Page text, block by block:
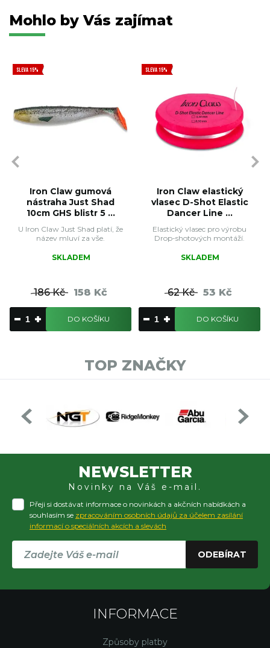
Mohlo by Vás zajímat
SLEVA 15%
Iron Claw gumová
nástraha Just Shad
10cm GHS blistr 5 ...
U Iron Claw Just Shad platí, že
název mluví za vše.
SKLADEM
186 Kč 158 Kč
DO KOŠÍKU
SLEVA 15%
Iron Claw elastický
vlasec D-Shot Elastic
Dancer Line ...
Elastický vlasec pro výrobu
Drop-shotových montáží.
SKLADEM
62 Kč 53 Kč
DO KOŠÍKU
TOP ZNAČKY
NEWSLETTER
Novinky na Váš e-mail.
Přeji si dostávat informace o novinkách a akčních nabídkách a
souhlasím se zpracováním osobních údajů za účelem zasílání
informací o speciálních akcích a slevách
ODEBÍRAT
INFORMACE
Způsoby platby